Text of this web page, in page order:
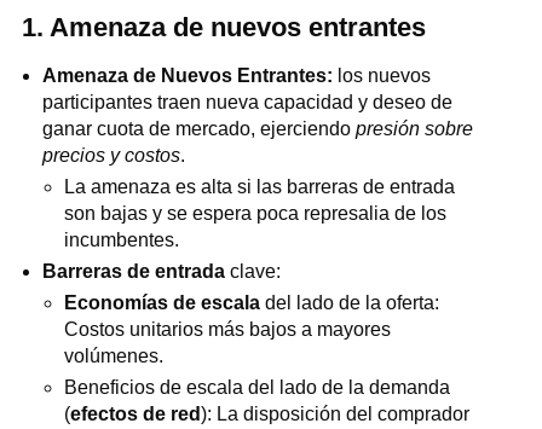
1. Amenaza de nuevos entrantes
Amenaza de Nuevos Entrantes: los nuevos
participantes traen nueva capacidad y deseo de
ganar cuota de mercado, ejerciendopresión sobre
precios y costos.
La amenaza es alta si las barreras de entrada
son bajas y se espera poca represalia de los
incumbentes.
Barreras de entrada clave:
Economías de escaladel lado de la oferta:
Costos unitarios más bajos a mayores
volúmenes.
Beneficios de escala del lado de la demanda
(efectos de red): La disposición del comprador